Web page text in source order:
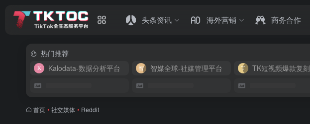
头条资讯 海外营销 商务合作
热门推荐
Kalodata-数据分析平台
智媒全球-社媒管理平台 TK短视频爆款复刻
首页 • 社交媒体 • Reddit